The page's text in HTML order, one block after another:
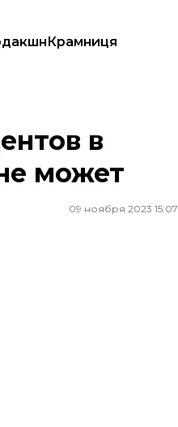
Крамниця
в
может
09 ноября 2023 15:07